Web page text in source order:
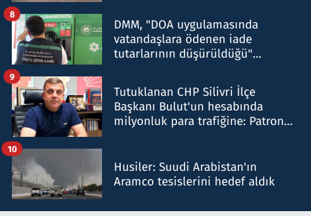
DMM, "DOA uygulamasında
vatandaşlara ödenen iade
tutarlarının düşürüldüğü"
8
Tutuklanan CHP Silivri İlçe
Başkanı Bulut'un hesabında
milyonluk para trafiğine: Patron
9
Husiler: Suudi Arabistan'ın
Aramco tesislerini hedef aldık
10